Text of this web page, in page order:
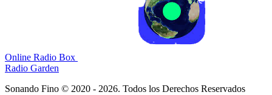
Online Radio Box
Radio Garden
Sonando Fino © 2020 - 2026. Todos los Derechos Reservados